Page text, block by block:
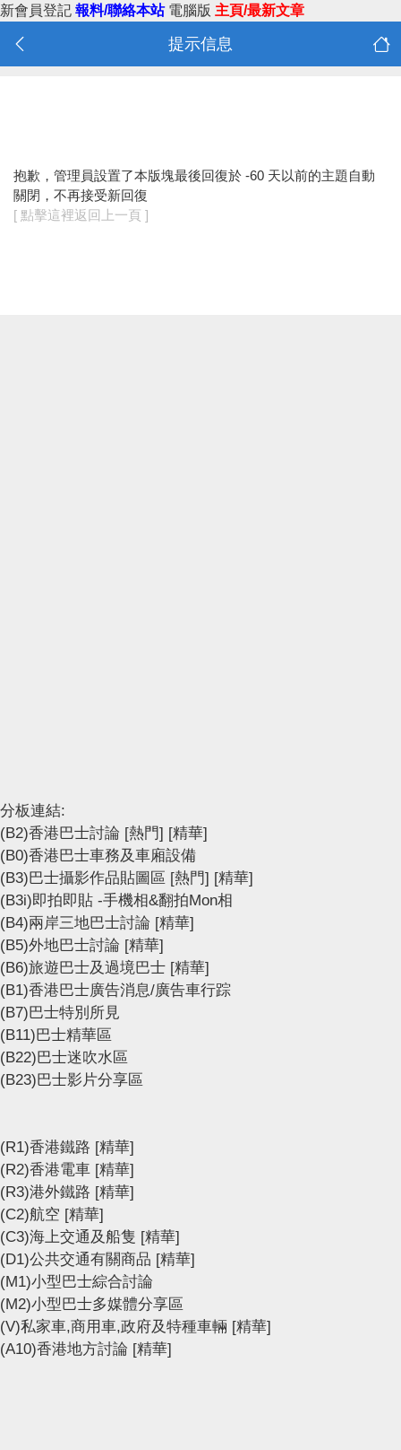
新會員登記 報料/聯絡本站 電腦版 主頁/最新文章
提示信息
抱歉，管理員設置了本版塊最後回復於 -60 天以前的主題自動
關閉，不再接受新回復
[ 點擊這裡返回上一頁 ]
分板連結:
(B2)香港巴士討論 [熱門] [精華]
(B0)香港巴士車務及車廂設備
(B3)巴士攝影作品貼圖區 [熱門] [精華]
(B3i)即拍即貼 -手機相&翻拍Mon相
(B4)兩岸三地巴士討論 [精華]
(B5)外地巴士討論 [精華]
(B6)旅遊巴士及過境巴士 [精華]
(B1)香港巴士廣告消息/廣告車行踪
(B7)巴士特別所見
(B11)巴士精華區
(B22)巴士迷吹水區
(B23)巴士影片分享區
(R1)香港鐵路 [精華]
(R2)香港電車 [精華]
(R3)港外鐵路 [精華]
(C2)航空 [精華]
(C3)海上交通及船隻 [精華]
(D1)公共交通有關商品 [精華]
(M1)小型巴士綜合討論
(M2)小型巴士多媒體分享區
(V)私家車,商用車,政府及特種車輛 [精華]
(A10)香港地方討論 [精華]